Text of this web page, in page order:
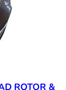
ROTOR &